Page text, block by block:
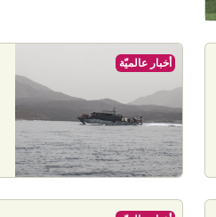
أخبار عالميّة